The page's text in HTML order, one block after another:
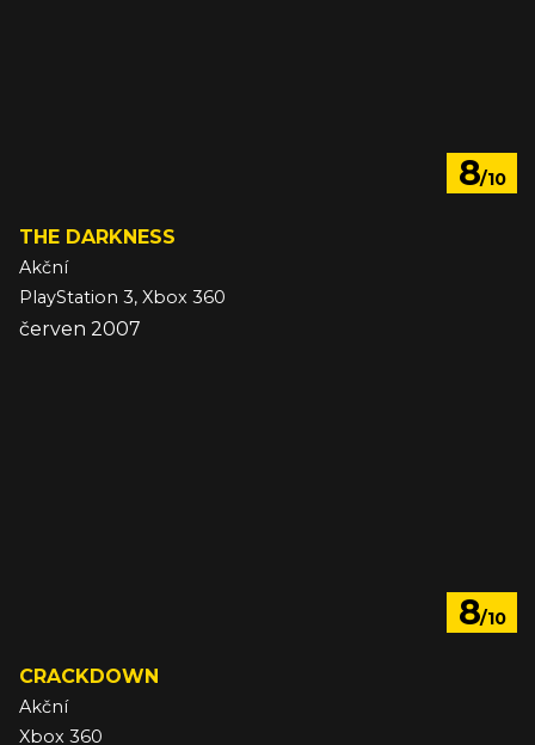
8/10
THE DARKNESS
Akční
PlayStation 3, Xbox 360
červen 2007
8/10
CRACKDOWN
Akční
Xbox 360